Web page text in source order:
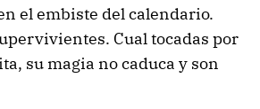
el embiste del calendario.
Cual tocadas por
su magia no caduca y son